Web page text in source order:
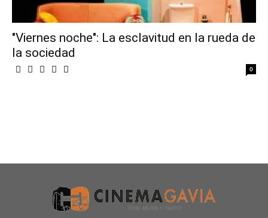
"Viernes noche": La esclavitud en la rueda de
la sociedad
0